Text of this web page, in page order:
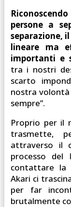
persone a
separazione,
lineare ma
importanti e
tra i nostri
scarto
nostra volontà
sempre”.
Proprio per il
trasmette,
attraverso il
processo
contattare la
Akari ci
per far
brutalmente